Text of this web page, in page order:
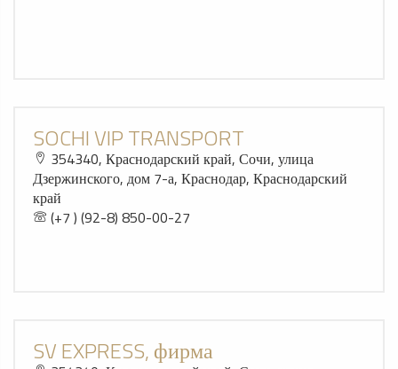
SOCHI VIP TRANSPORT
354340, Краснодарский край, Сочи, улица
Дзержинского, дом 7-а, Краснодар, Краснодарский
край
(+7 ) (92-8) 850-00-27
SV EXPRESS, фирма